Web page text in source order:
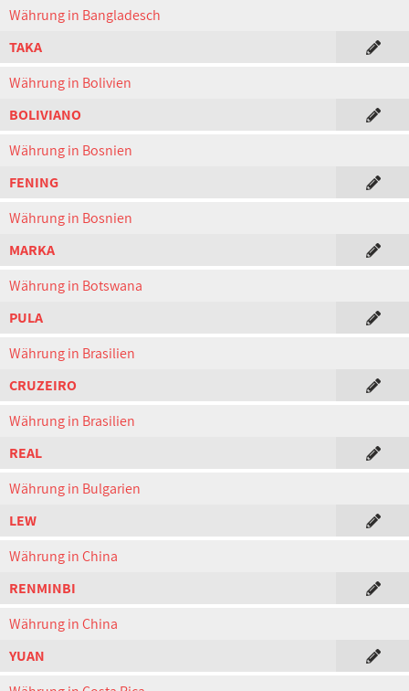
Währung in Bangladesch
TAKA
Währung in Bolivien
BOLIVIANO
Währung in Bosnien
FENING
Währung in Bosnien
MARKA
Währung in Botswana
PULA
Währung in Brasilien
CRUZEIRO
Währung in Brasilien
REAL
Währung in Bulgarien
LEW
Währung in China
RENMINBI
Währung in China
YUAN